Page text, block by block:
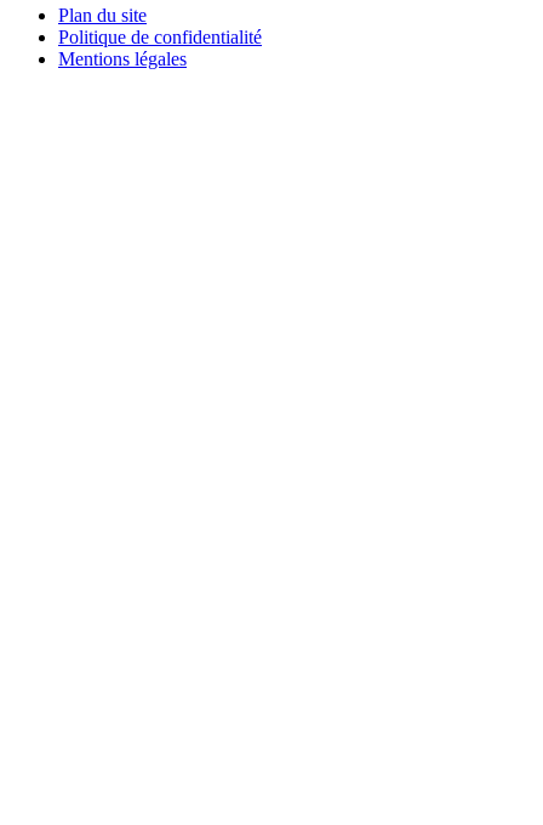
Plan du site
Politique de confidentialité
Mentions légales